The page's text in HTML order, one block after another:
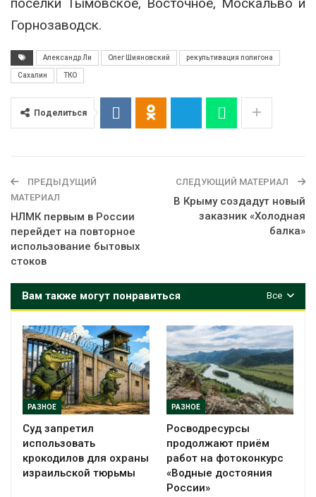
поселки Тымовское, Восточное, Москальво и
Горнозаводск.
Александр Ли Олег Шияновский рекультивация полигона
Сахалин ТКО
Поделиться
ПРЕДЫДУЩИЙ
МАТЕРИАЛ
НЛМК первым в России
перейдет на повторное
использование бытовых
стоков
СЛЕДУЮЩИЙ МАТЕРИАЛ
В Крыму создадут новый
заказник «Холодная
балка»
Все
Вам также могут понравиться
РАЗНОЕ
Суд запретил
использовать
крокодилов для охраны
израильской тюрьмы
РАЗНОЕ
Росводресурсы
продолжают приём
работ на фотоконкурс
«Водные достояния
России»